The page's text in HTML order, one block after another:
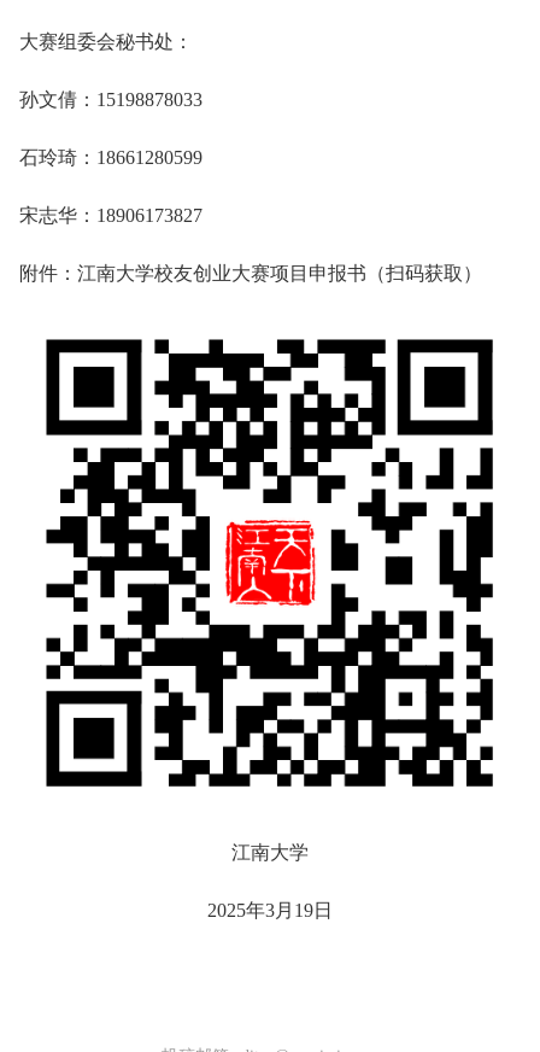
大赛组委会秘书处：
孙文倩：15198878033
石玲琦：18661280599
宋志华：18906173827
附件：江南大学校友创业大赛项目申报书（扫码获取）
江南大学
2025年3月19日